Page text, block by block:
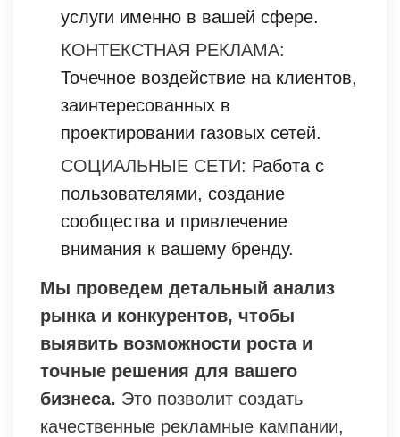
услуги именно в вашей сфере.
КОНТЕКСТНАЯ РЕКЛАМА:
Точечное воздействие на клиентов,
заинтересованных в
проектировании газовых сетей.
СОЦИАЛЬНЫЕ СЕТИ: Работа с
пользователями, создание
сообщества и привлечение
внимания к вашему бренду.
Мы проведем детальный анализ
рынка и конкурентов, чтобы
выявить возможности роста и
точные решения для вашего
бизнеса. Это позволит создать
качественные рекламные кампании,